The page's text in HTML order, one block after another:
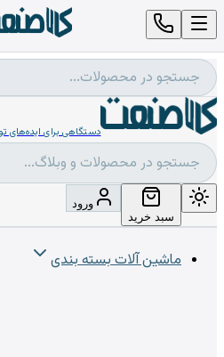
دستگاهی برای ایده‌های
سبد خرید
ورود
ماشین آلات بسته بندی